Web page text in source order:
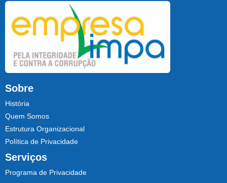
Sobre
História
Quem Somos
Estrutura Organizacional
Política de Privacidade
Serviços
Programa de Privacidade